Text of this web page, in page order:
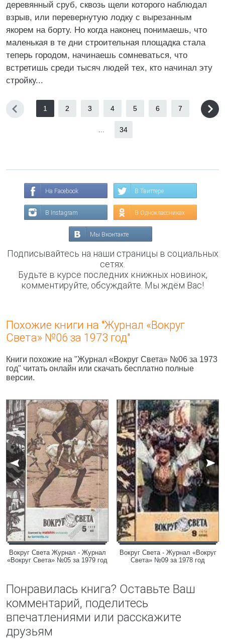
деревянный сруб, сквозь щели которого наблюдал
взрыв, или перевернутую лодку с вырезанным
якорем на борту. Но когда наконец понимаешь, что
маленькая в те дни строительная площадка стала
теперь городом, начинаешь сомневаться, что
встретишь среди тысяч людей тех, кто начинал эту
стройку...
1 2 3 4 5 6 7
34
На Facebook В Твиттере
В Instagram В Одноклассниках
Мы Вконтакте
Подписывайтесь на наши страницы в социальных
сетях.
Будьте в курсе последних книжных новинок,
комментируйте, обсуждайте. Мы ждём Вас!
Похожие книги на "Журнал «Вокруг
Света» №06 за 1973 год"
Книги похожие на "Журнал «Вокруг Света» №06 за 1973
год" читать онлайн или скачать бесплатно полные
версии.
Вокруг Света Журнал - Журнал
«Вокруг Света» №05 за 1979 год
Вокруг Света - Журнал «Вокруг
Света» №09 за 1978 год
Понравилась книга? Оставьте Ваш
комментарий, поделитесь
впечатлениями или расскажите
друзьям